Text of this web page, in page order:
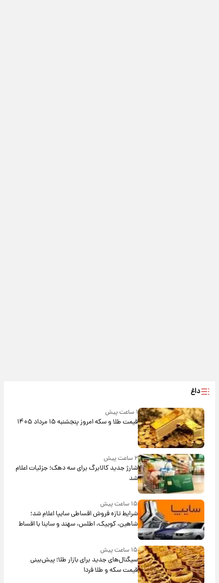
داغ
۱ ساعت پیش
قیمت طلا و سکه امروز پنجشنبه ۱۵ مرداد ۱۴۰۵
۲ ساعت پیش
شارژ جدید کالابرگ برای سه دهک؛ جزئیات اعلام
شد
۱۵ ساعت پیش
شرایط تازه فروش اقساطی سایپا اعلام شد؛
شاهین، کوییک، اطلس، سهند و ساینا با اقساط
بلندمدت + جدول
۱۵ ساعت پیش
سیگنال‌های جدید برای بازار طلا؛ پیش‌بینی
قیمت سکه و طلا فردا